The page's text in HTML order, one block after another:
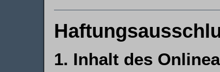
1. Inhalt des